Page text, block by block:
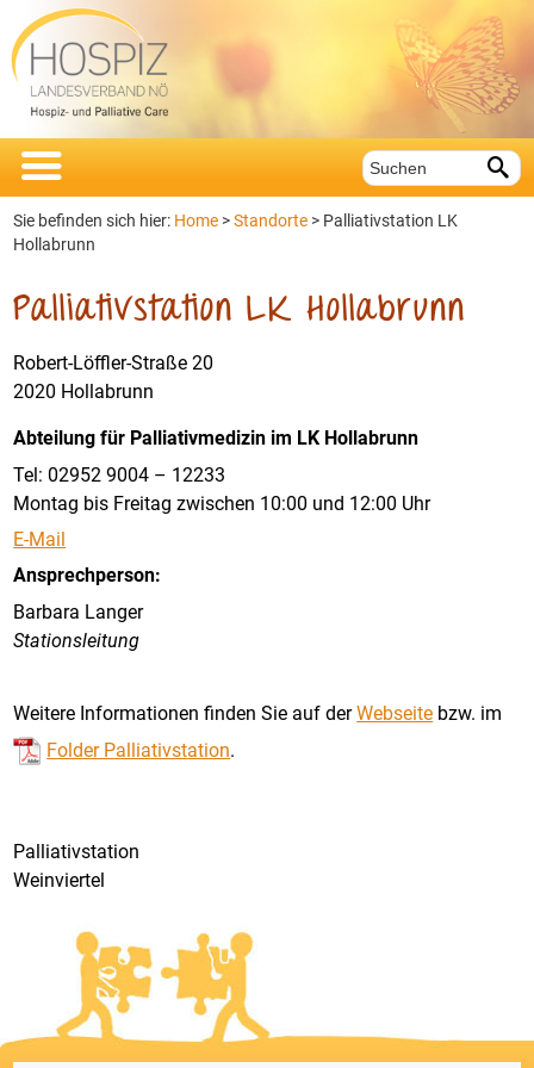
 
Sie befinden sich hier: Home >Standorte > Palliativstation LK
Hollabrunn
Palliativstation LK Hollabrunn
Robert-Löffler-Straße 20
2020 Hollabrunn
Abteilung für Palliativmedizin im LK Hollabrunn
Tel: 02952 9004 – 12233
Montag bis Freitag zwischen 10:00 und 12:00 Uhr
E-Mail
Ansprechperson:
Barbara Langer
Stationsleitung
Weitere Informationen finden Sie auf derWebseite bzw. im
Folder Palliativstation.
Palliativstation
Weinviertel